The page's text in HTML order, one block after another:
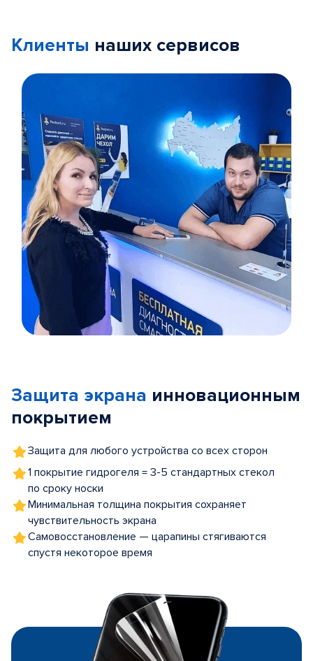
Клиенты наших сервисов
5
Защита экрана инновационным
покрытием
Защита для любого устройства со всех сторон
1 покрытие гидрогеля = 3-5 стандартных стекол
по сроку носки
Минимальная толщина покрытия сохраняет
чувствительность экрана
Самовосстановление — царапины стягиваются
спустя некоторое время